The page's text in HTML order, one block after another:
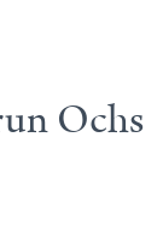
Ochs